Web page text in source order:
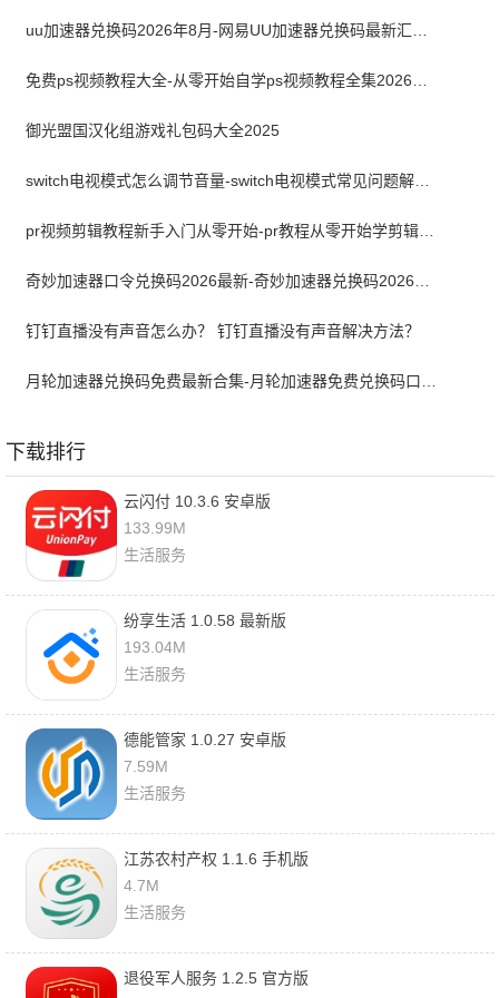
御光盟国汉化组游戏礼包码大全2025
switch电视模式怎么调节音量-switch电视模式常见问题解决方案
pr视频剪辑教程新手入门从零开始-pr教程从零开始学剪辑全集免费
钉钉直播没有声音怎么办？ 钉钉直播没有声音解决方法？
下载排行
云闪付 10.3.6 安卓版
133.99M
生活服务
纷享生活 1.0.58 最新版
193.04M
生活服务
德能管家 1.0.27 安卓版
7.59M
生活服务
江苏农村产权 1.1.6 手机版
4.7M
生活服务
退役军人服务 1.2.5 官方版